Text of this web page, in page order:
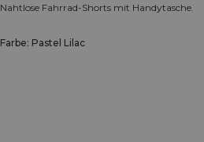
Nahtlose Fahrrad-Shorts mit Handytasche.
Farbe: Pastel Lilac